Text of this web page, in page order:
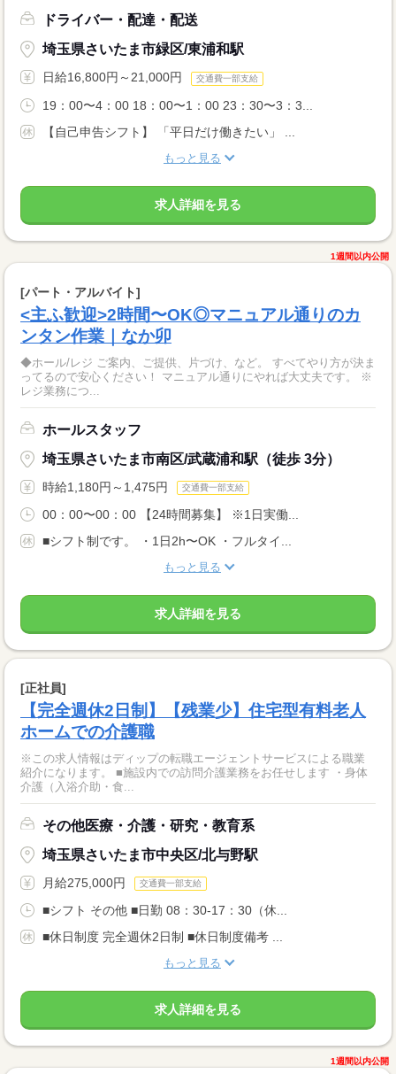
ドライバー・配達・配送
埼玉県さいたま市緑区/東浦和駅
日給16,800円～21,000円 交通費一部支給
19：00〜4：00 18：00〜1：00 23：30〜3：3...
【自己申告シフト】 「平日だけ働きたい」 ...
もっと見る
求人詳細を見る
1週間以内公開
[パート・アルバイト]
<主ふ歓迎>2時間〜OK◎マニュアル通りのカ
ンタン作業｜なか卯
◆ホール/レジ ご案内、ご提供、片づけ、など。 すべてやり方が決ま
ってるので安心ください！ マニュアル通りにやれば大丈夫です。 ※
レジ業務につ...
ホールスタッフ
埼玉県さいたま市南区/武蔵浦和駅（徒歩 3分）
時給1,180円～1,475円 交通費一部支給
00：00〜00：00 【24時間募集】 ※1日実働...
■シフト制です。 ・1日2h〜OK ・フルタイ...
もっと見る
求人詳細を見る
[正社員]
【完全週休2日制】【残業少】住宅型有料老人
ホームでの介護職
※この求人情報はディップの転職エージェントサービスによる職業
紹介になります。 ■施設内での訪問介護業務をお任せします ・身体
介護（入浴介助・食...
その他医療・介護・研究・教育系
埼玉県さいたま市中央区/北与野駅
月給275,000円 交通費一部支給
■シフト その他 ■日勤 08：30-17：30（休...
■休日制度 完全週休2日制 ■休日制度備考 ...
もっと見る
求人詳細を見る
1週間以内公開